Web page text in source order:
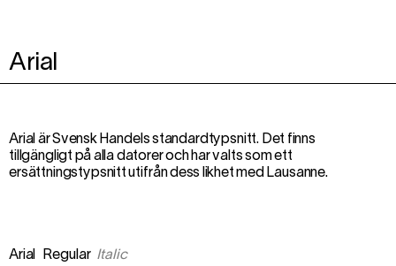
Arial
Arial är Svensk Handels standardtypsnitt. Det finns
tillgängligt på alla datorer och har valts som ett
ersättningstypsnitt utifrån dess likhet med Lausanne.
Arial Regular Italic